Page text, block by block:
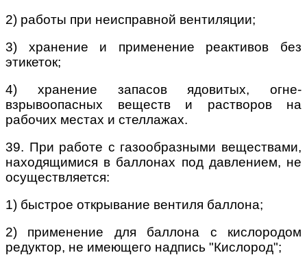
2) работы при неисправной вентиляции;
3) хранение и применение реактивов без
этикеток;
4) хранение запасов ядовитых, огне-
взрывоопасных веществ и растворов на
рабочих местах и стеллажах.
39. При работе с газообразными веществами,
находящимися в баллонах под давлением, не
осуществляется:
1) быстрое открывание вентиля баллона;
2) применение для баллона с кислородом
редуктор, не имеющего надпись "Кислород";